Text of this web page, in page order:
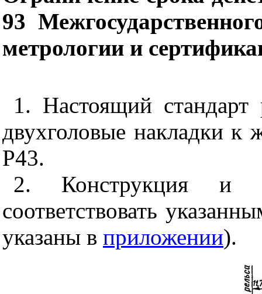
93
метрологии и
1. Настоящий стандарт
двухголовые накладки к
Р43.
2. Конструкция и
соответствовать
указаны в приложении).